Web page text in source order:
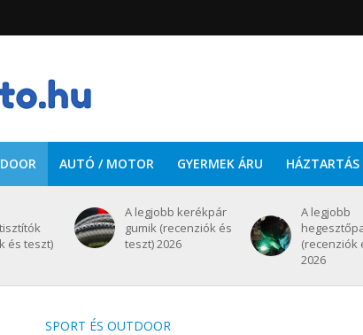
AUTÓ / MOTOR GYERMEK ÁRU HÁZTARTÁS
és teszt)
A legjobb kerékpár
gumik (recenziók és
teszt) 2026
A legjobb
(recenziók
2026
SPORT ÉS OUTDOOR